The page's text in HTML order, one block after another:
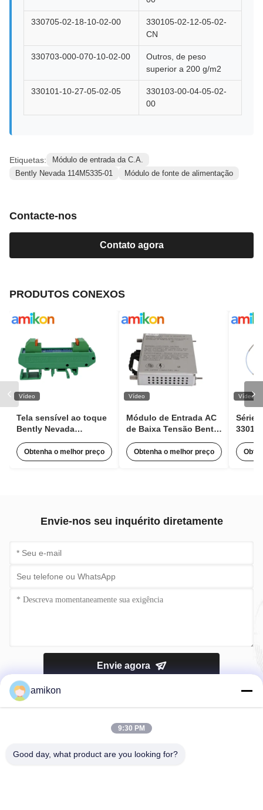
330705-02-18-10-02-00
330105-02-12-05-02-
CN
330703-000-070-10-02-00
Outros, de peso
superior a 200 g/m2
330101-10-27-05-02-05
330103-00-04-05-02-
00
Etiquetas:
Módulo de entrada da C.A.
Bently Nevada 114M5335-01
Módulo de fonte de alimentação
Contacte-nos
Contato agora
PRODUTOS CONEXOS
Vídeo
Tela sensível ao toque
Bently Nevada
Expansor de Pulso para
Monitoramento de
Obtenha o melhor preço
Vídeo
Módulo de Entrada AC
de Baixa Tensão Bently
3500/15 63Hz Com 85 a
264 Vac RMS
Obtenha o melhor preço
Vídeo
Série
de
Envie-nos seu inquérito diretamente
Envie agora
amikon
9:30 PM
Good day, what product are you looking for?